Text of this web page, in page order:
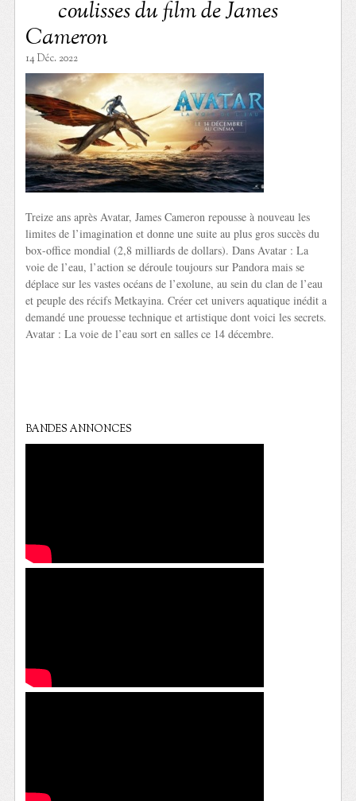
coulisses du film de James
Cameron
14 Déc. 2022
Treize ans après Avatar, James Cameron repousse à nouveau les
limites de l’imagination et donne une suite au plus gros succès du
box-office mondial (2,8 milliards de dollars). Dans Avatar : La
voie de l’eau, l’action se déroule toujours sur Pandora mais se
déplace sur les vastes océans de l’exolune, au sein du clan de l’eau
et peuple des récifs Metkayina. Créer cet univers aquatique inédit a
demandé une prouesse technique et artistique dont voici les secrets.
Avatar : La voie de l’eau sort en salles ce 14 décembre.
BANDES ANNONCES